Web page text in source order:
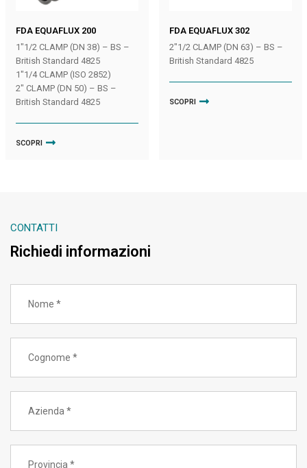
FDA EQUAFLUX 200
1″1/2 CLAMP (DN 38) – BS –
British Standard 4825
1″1/4 CLAMP (ISO 2852)
2″ CLAMP (DN 50) – BS –
British Standard 4825
SCOPRI
FDA EQUAFLUX 302
2″1/2 CLAMP (DN 63) – BS –
British Standard 4825
SCOPRI
CONTATTI
Richiedi informazioni